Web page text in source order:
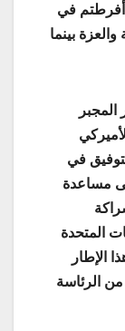
أفرطتم في
والعزة بينما
في
مساعدة
المتحدة
الإطار
الرئاسة